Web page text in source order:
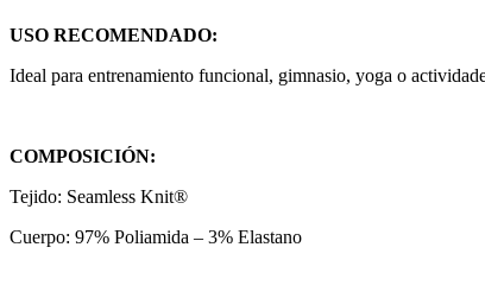
USO RECOMENDADO:
Ideal para entrenamiento funcional, gimnasio, yoga o
COMPOSICIÓN:
Tejido: Seamless Knit®
Cuerpo: 97% Poliamida – 3% Elastano